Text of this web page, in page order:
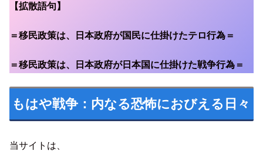
【拡散語句】
＝移民政策は、日本政府が国民に仕掛けたテロ行為＝
＝移民政策は、日本政府が日本国に仕掛けた戦争行為＝
もはや戦争：内なる恐怖におびえる日々
当サイトは、